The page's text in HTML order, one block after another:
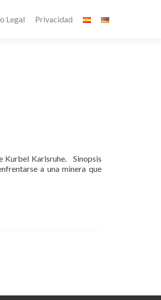
Legal Privacidad
Kurbel Karlsruhe. Sinopsis
a una minera que